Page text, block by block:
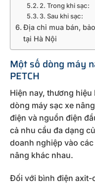
2. Trong khi sạc:
3. Sau khi sạc:
Địa chỉ mua bán,
tại Hà Nội
Một số dòng máy
PETCH
Hiện nay, thương hiệu
dòng máy sạc xe
điện và nguồn điện
cả nhu cầu đa dạng
doanh nghiệp vào
nâng khác nhau.
Đối với bình điện axit-